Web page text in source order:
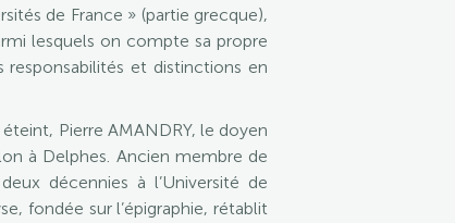
de France » (partie grecque),
lesquels on compte sa propre
et distinctions en
Pierre AMANDRY, le doyen
à Delphes. Ancien membre de
décennies à l’Université de
fondée sur l’épigraphie, rétablit